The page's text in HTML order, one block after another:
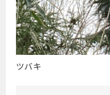
ツバキ